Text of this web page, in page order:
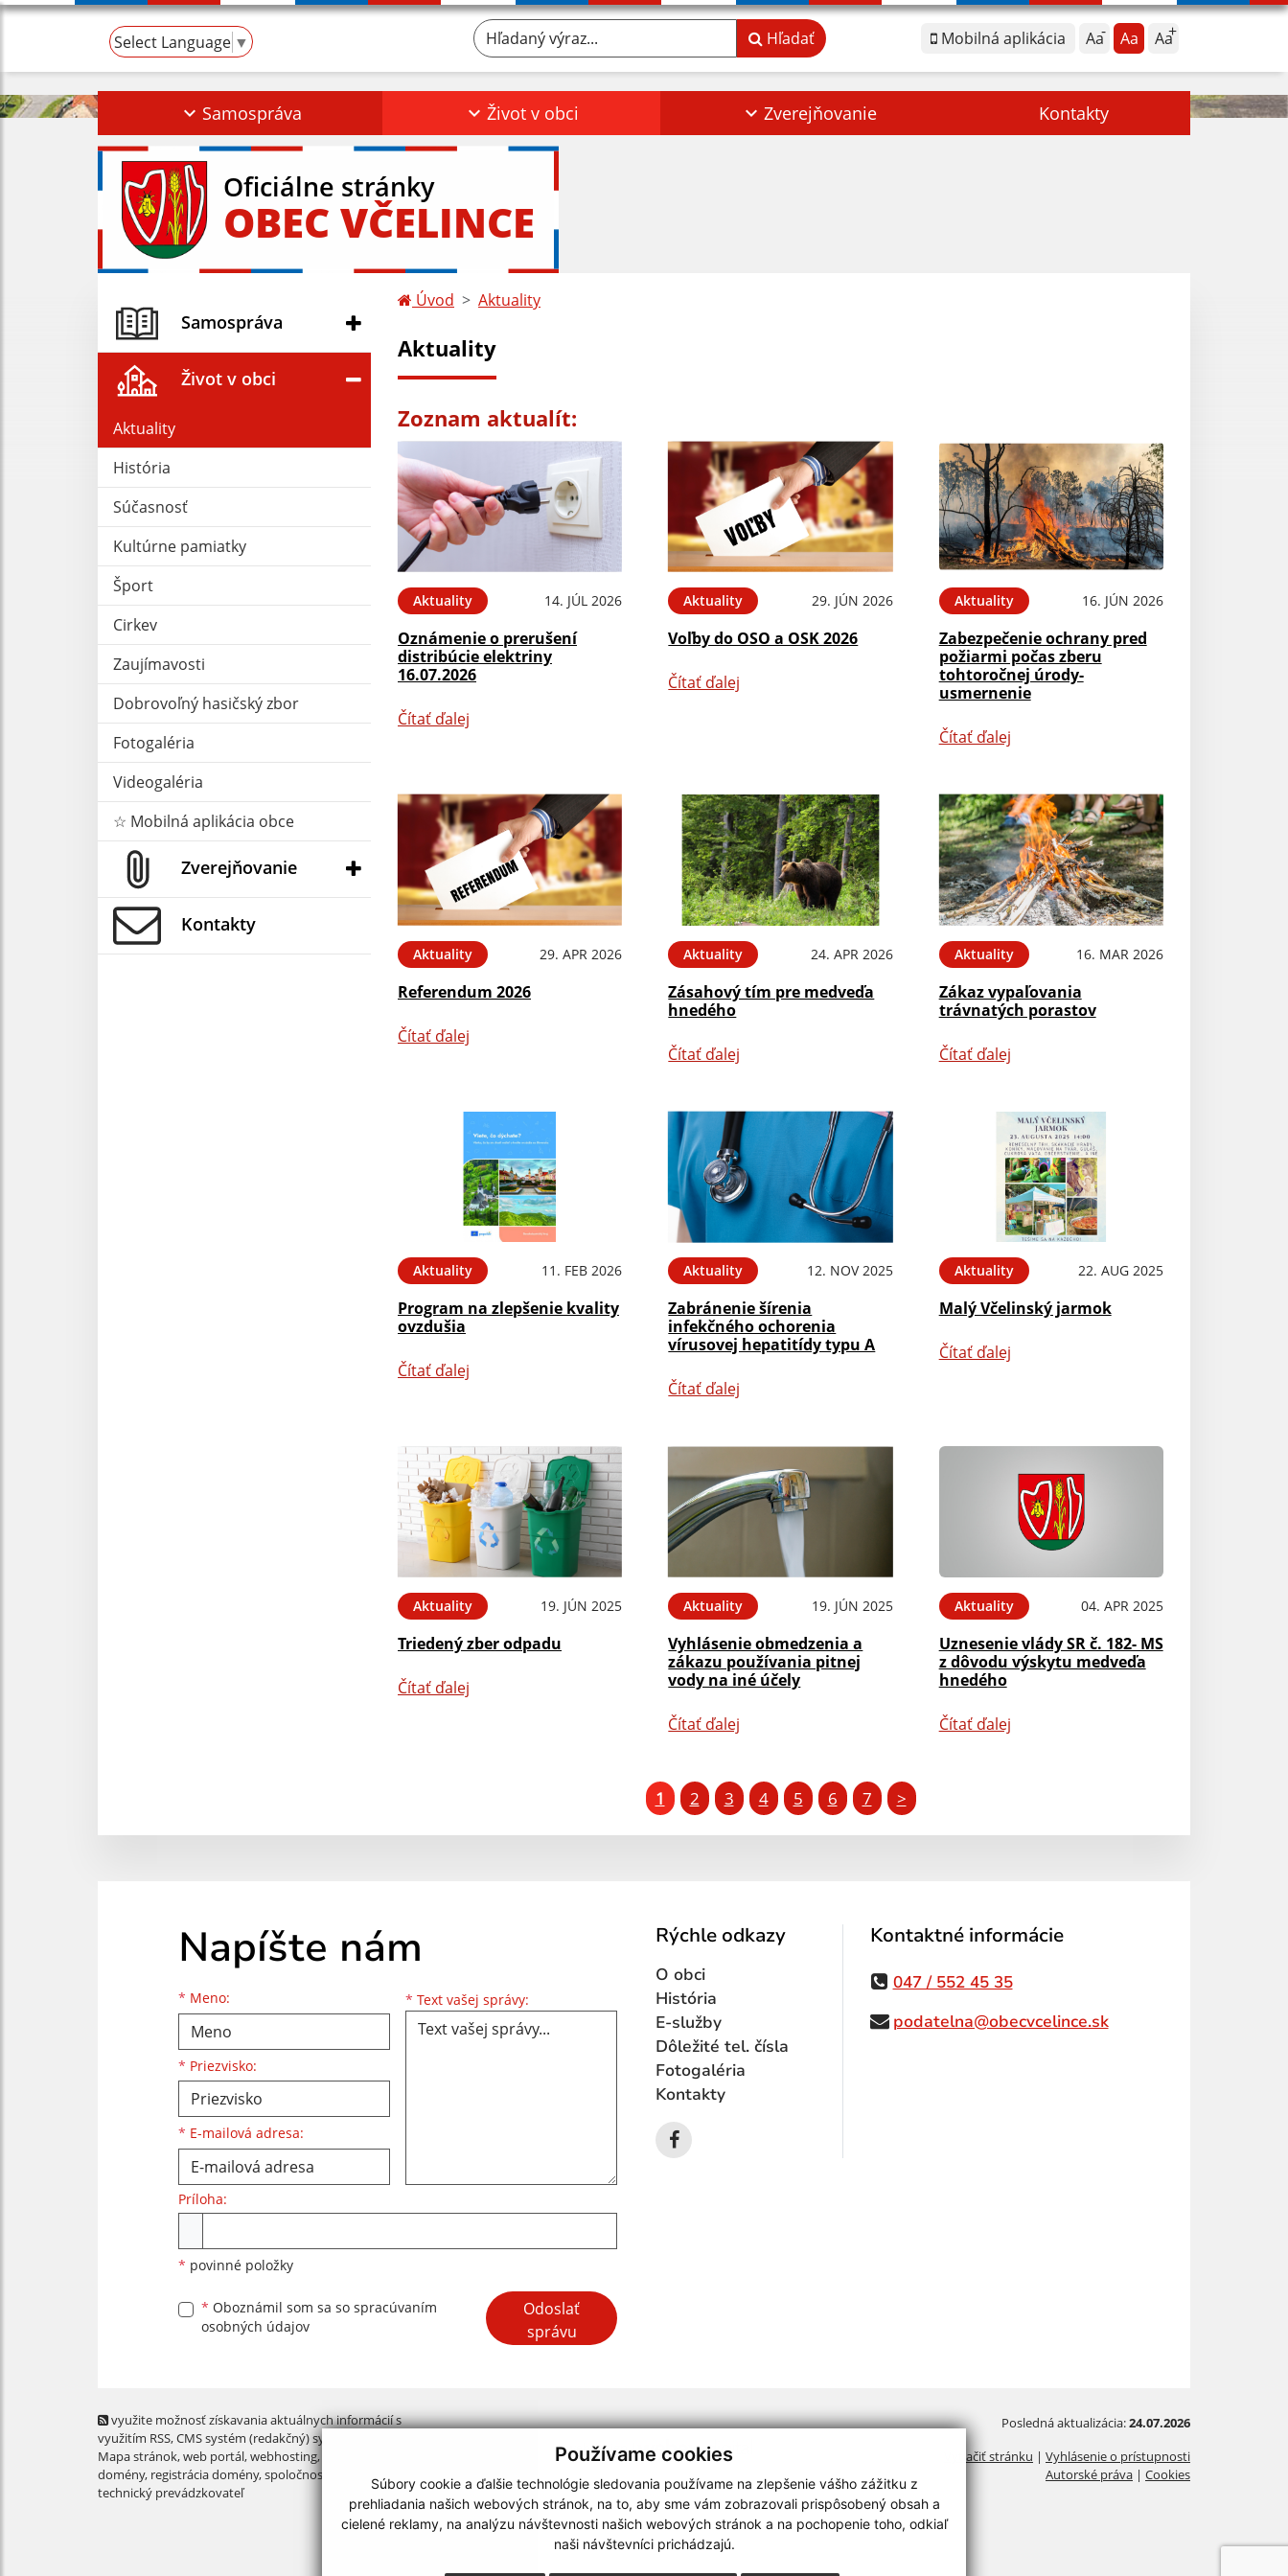
Používame cookies
Súbory cookie a ďalšie technológie sledovania používame na zlepšenie vášho zážitku z
prehliadania našich webových stránok, na to, aby sme vám zobrazovali prispôsobený obsah a
cielené reklamy, na analýzu návštevnosti našich webových stránok a na pochopenie toho, odkiaľ
naši návštevníci prichádzajú.
Select Language ▼ Mobilná aplikácia Aa Aa Aa
Hľadaný výraz... Hľadať
Samospráva Život v obci Zverejňovanie Kontakty
Oficiálne stránky
OBEC VČELINCE
Samospráva
Život v obci
Aktuality
História
Súčasnosť
Kultúrne pamiatky
Šport
Cirkev
Zaujímavosti
Dobrovoľný hasičský zbor
Fotogaléria
Videogaléria
☆ Mobilná aplikácia obce
Zverejňovanie
Kontakty
Úvod Aktuality
Aktuality
Zoznam aktualít:
Aktuality 14. JÚL 2026
Oznámenie o prerušení
distribúcie elektriny
16.07.2026
Čítať ďalej
Aktuality 29. JÚN 2026
Voľby do OSO a OSK 2026
Čítať ďalej
Aktuality 16. JÚN 2026
Zabezpečenie ochrany pred
požiarmi počas zberu
tohtoročnej úrody-
usmernenie
Čítať ďalej
Aktuality 29. APR 2026
Referendum 2026
Čítať ďalej
Aktuality 24. APR 2026
Zásahový tím pre medveďa
hnedého
Čítať ďalej
Aktuality 16. MAR 2026
Zákaz vypaľovania
trávnatých porastov
Čítať ďalej
Aktuality 11. FEB 2026
Program na zlepšenie kvality
ovzdušia
Čítať ďalej
Aktuality 12. NOV 2025
Zabránenie šírenia
infekčného ochorenia
vírusovej hepatitídy typu A
Čítať ďalej
Aktuality 22. AUG 2025
Malý Včelinský jarmok
Čítať ďalej
Aktuality 19. JÚN 2025
Triedený zber odpadu
Čítať ďalej
Aktuality 19. JÚN 2025
Vyhlásenie obmedzenia a
zákazu používania pitnej
vody na iné účely
Čítať ďalej
Aktuality 04. APR 2025
Uznesenie vlády SR č. 182- MS
z dôvodu výskytu medveďa
hnedého
Čítať ďalej
1 2 3 4 5 6 7 >
Napíšte nám
* Meno:
Meno
* Priezvisko:
Priezvisko
* E-mailová adresa:
E-mailová adresa * Text vašej správy: Text vašej správy...
Príloha:
* povinné položky
* Oboznámil som sa so spracúvaním
osobných údajov
Google reCaptcha Response
Odoslať
správu
Rýchle odkazy
O obci
História
E-služby
Dôležité tel. čísla
Fotogaléria
Kontakty
Kontaktné informácie
047 / 552 45 35
podatelna@obecvcelince.sk
využite možnosť získavania aktuálnych informácií s
využitím RSS, CMS systém (redakčný) systém ECHELON 2,
Mapa stránok,web portál,webhosting,
domény, registrácia domény,spoločnosť webex.digital, s.r.o.
technický prevádzkovateľ
Posledná aktualizácia:24.07.2026
Vytlačiť stránku | Vyhlásenie o prístupnosti
Autorské práva | Cookies
webdesign|